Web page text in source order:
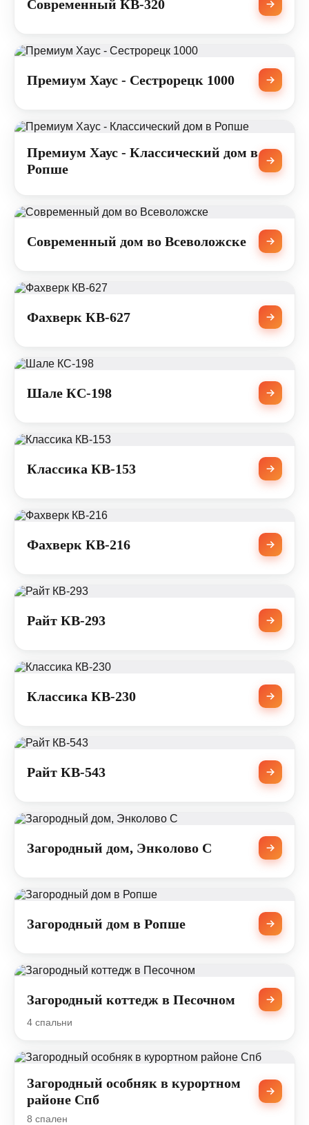
Современный КВ-320
Премиум Хаус - Сестрорецк 1000
Премиум Хаус - Классический дом в
Ропше
Современный дом во Всеволожске
Фахверк КВ-627
Шале КС-198
Классика КВ-153
Фахверк КВ-216
Райт КВ-293
Классика КВ-230
Райт КВ-543
Загородный дом, Энколово С
Загородный дом в Ропше
Загородный коттедж в Песочном
4 спальни
Загородный особняк в курортном
районе Спб
8 спален